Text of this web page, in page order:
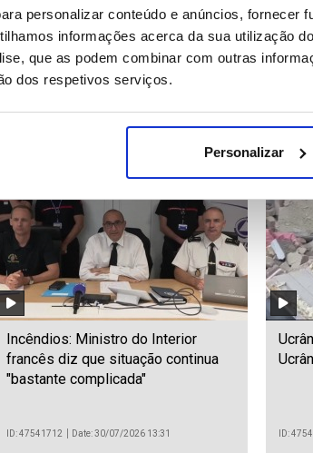
personalizar conteúdo e anúncios, fornecer
informações acerca da sua utilização
que as podem combinar com outras
dos respetivos serviços.
Personalizar
França autoriza fim de evacuações,
mas incêndios continuam a fustigar
Incêndios: Ministro do Interior
francês diz que situação continua
"bastante complicada"
ID: 47541712 Date: 30/07/2026 13:31 ID: